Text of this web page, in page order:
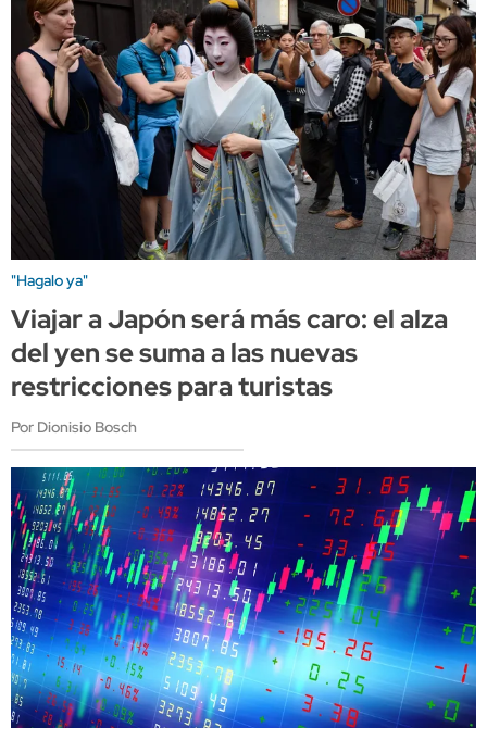
"Hagalo ya"
Viajar a Japón será más caro: el alza
del yen se suma a las nuevas
restricciones para turistas
Por Dionisio Bosch